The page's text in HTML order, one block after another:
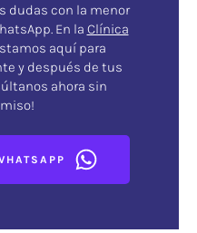
dudas con la menor
En la Clínica
aquí para
y después de tus
ahora sin